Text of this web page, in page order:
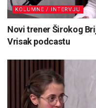
KOLUMNE / INTERVJU
Novi trener Širokog
Vrisak podcastu